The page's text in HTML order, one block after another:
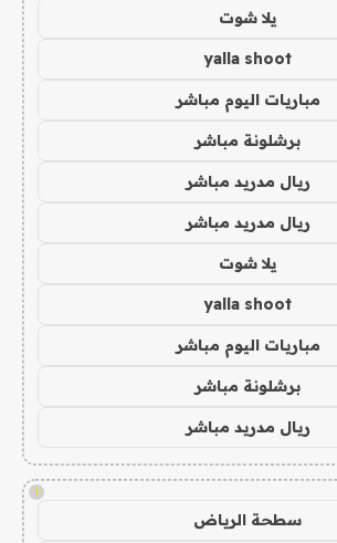
يلا شوت
yalla shoot
مباريات اليوم مباشر
برشلونة مباشر
ريال مدريد مباشر
ريال مدريد مباشر
يلا شوت
yalla shoot
مباريات اليوم مباشر
برشلونة مباشر
ريال مدريد مباشر
!
سطحة الرياض